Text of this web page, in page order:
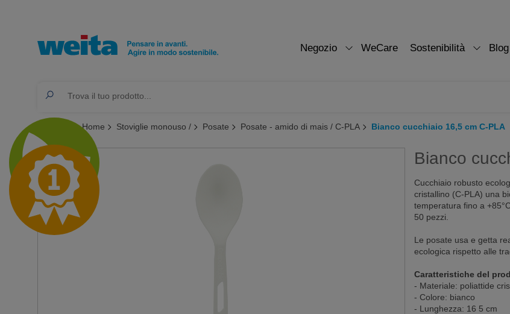
Negozio WeCare Sostenibilità Blog
Ti trovi qui: Home Stoviglie monouso / Posate Posate - amido di mais / C-PLA Bianco cucchiaio 16,5 cm C-PLA
Bianco
Cucchiaio robusto
cristallino (C-PLA) una
temperatura fino a
50 pezzi.
Le posate usa e getta
ecologica rispetto alle
Caratteristiche del
- Materiale: poliattide
- Colore: bianco
- Lunghezza: 16 5 cm